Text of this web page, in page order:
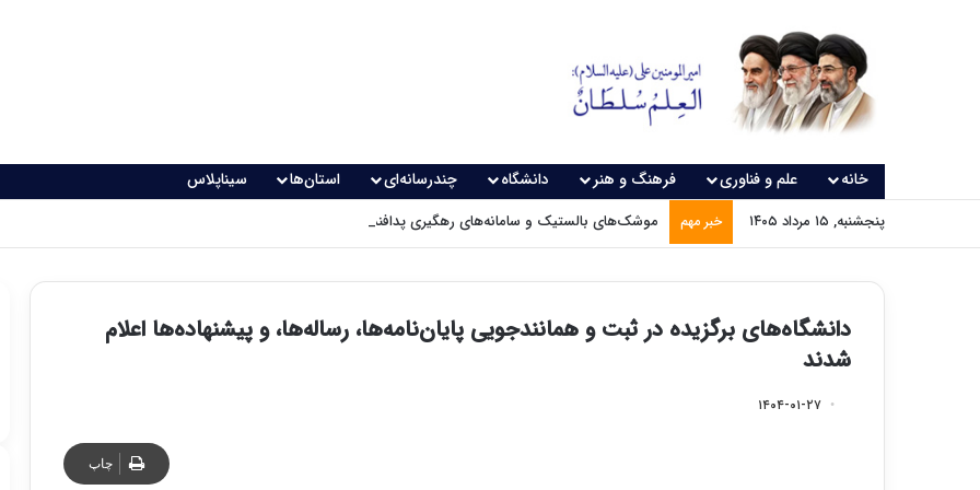
خانه علم و فناوری فرهنگ و هنر دانشگاه چندرسانه‌ای استان‌ها سیناپلاس
پنجشنبه, ۱۵ مرداد ۱۴۰۵ خبر مهم موشک‌های بالستیک و سامانه‌های رهگیری پدافندی چگونه کار می کنند؟
دانشگاه‌های برگزیده در ثبت و همانندجویی پایان‌نامه‌ها، رساله‌ها، و پیشنهاده‌ها اعلام
شدند
۱۴۰۴-۰۱-۲۷
چاپ